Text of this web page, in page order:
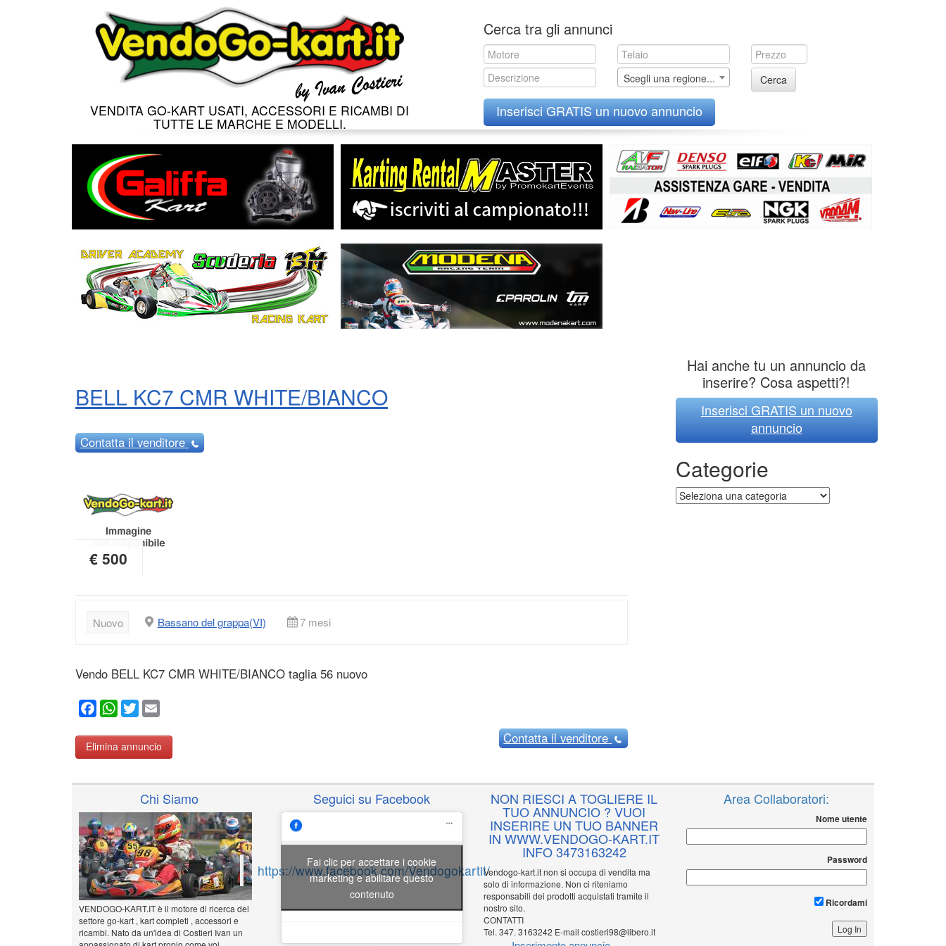
VENDITA GO-KART USATI, ACCESSORI E RICAMBI DI
TUTTE LE MARCHE E MODELLI.
to
content
Cerca tra gli annunci
Scegli una regione... Cerca
Inserisci GRATIS un nuovo annuncio
BELL KC7 CMR WHITE/BIANCO
Contattail venditore
€ 500
Nuovo Bassano del grappa(VI) 7 mesi
Vendo BELL KC7 CMR WHITE/BIANCO taglia 56 nuovo
Facebook
WhatsApp
Twitter
Elimina annuncio
Contattail venditore
Hai anche tu un annuncio da
inserire? Cosa aspetti?!
Inserisci GRATIS un nuovo
annuncio
Categorie
Categorie
Chi Siamo
VENDOGO-KART.IT è il motore di ricerca del
settore go-kart , kart completi , accessori e
ricambi. Nato da un'idea di Costieri Ivan un
Seguici su Facebook
https://www.facebook.com/Vendogokartit/
Fai clic per accettare i cookie
marketing e abilitare questo
contenuto
NON RIESCI A TOGLIERE IL
TUO ANNUNCIO ? VUOI
INSERIRE UN TUO BANNER
IN WWW.VENDOGO-KART.IT
INFO 3473163242
Vendogo-kart.it non si occupa di vendita ma
solo di informazione. Non ci riteniamo
responsabili dei prodotti acquistati tramite il
nostro sito.
CONTATTI
Tel. 347. 3163242 E-mail costieri98@libero.it
Area Collaboratori:
Nome utente
Password
Ricordami